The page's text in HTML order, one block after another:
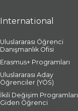
International
Uluslararası Öğrenci
Danışmanlık Ofisi
Erasmus+ Programları
Uluslararası Aday
Öğrenciler (YÖS)
İkili Değişim Programları
Giden Öğrenci